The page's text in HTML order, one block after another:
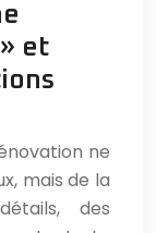
et
ne
mais de la
des